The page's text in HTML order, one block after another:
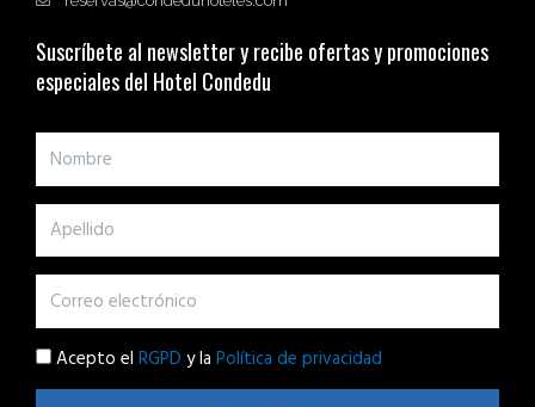
Suscríbete al newsletter y recibe ofertas y promociones
especiales del Hotel Condedu
Acepto el RGPD y la Política de privacidad